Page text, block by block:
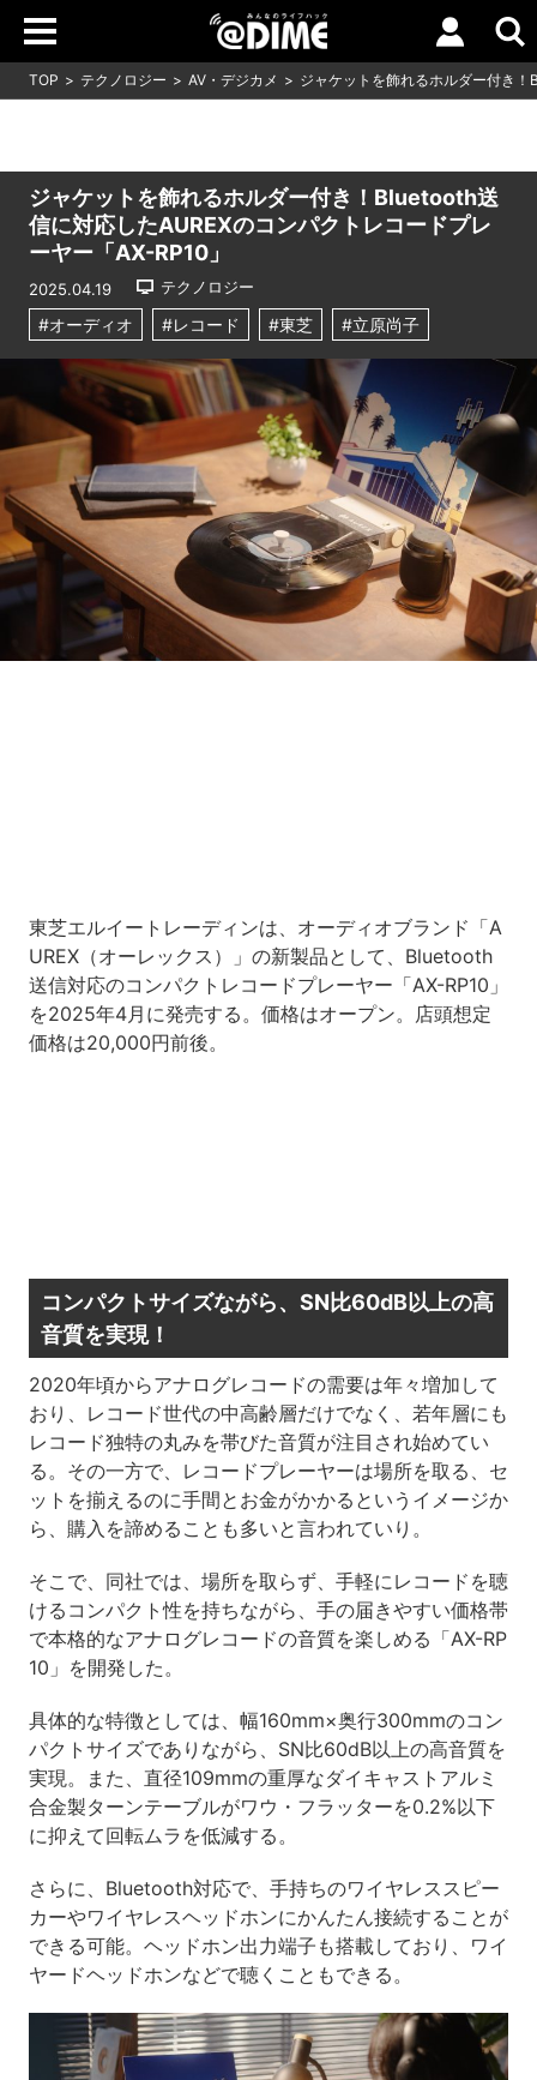
TOP テクノロジー AV・デジカメ ジャケットを飾れるホルダー付き
ジャケットを飾れるホルダー付き！Bluetooth送
信に対応したAUREXのコンパクトレコードプレ
ーヤー「AX-RP10」
2025.04.19 テクノロジー
#オーディオ #レコード #東芝 #立原尚子
東芝エルイートレーディンは、オーディオブランド「A
UREX（オーレックス）」の新製品として、Bluetooth
送信対応のコンパクトレコードプレーヤー「AX-RP10」
を2025年4月に発売する。価格はオープン。店頭想定
価格は20,000円前後。
コンパクトサイズながら、SN比60dB以上の高
音質を実現！
2020年頃からアナログレコードの需要は年々増加して
おり、レコード世代の中高齢層だけでなく、若年層にも
レコード独特の丸みを帯びた音質が注目され始めてい
る。その一方で、レコードプレーヤーは場所を取る、セ
ットを揃えるのに手間とお金がかかるというイメージか
ら、購入を諦めることも多いと言われていり。
そこで、同社では、場所を取らず、手軽にレコードを聴
けるコンパクト性を持ちながら、手の届きやすい価格帯
で本格的なアナログレコードの音質を楽しめる「AX-RP
10」を開発した。
具体的な特徴としては、幅160mm×奥行300mmのコン
パクトサイズでありながら、SN比60dB以上の高音質を
実現。また、直径109mmの重厚なダイキャストアルミ
合金製ターンテーブルがワウ・フラッターを0.2%以下
に抑えて回転ムラを低減する。
さらに、Bluetooth対応で、手持ちのワイヤレススピー
カーやワイヤレスヘッドホンにかんたん接続することが
できる可能。ヘッドホン出力端子も搭載しており、ワイ
ヤードヘッドホンなどで聴くこともできる。